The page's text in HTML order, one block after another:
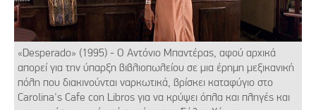
«Desperado» (1995) - Ο Αντόνιο Μπαντέρας, αφού αρχικά
απορεί για την ύπαρξη βιβλιοπωλείου σε μια έρημη μεξικανική
πόλη που διακινούνται ναρκωτικά, βρίσκει καταφύγιο στο
Carolina's Cafe con Libros για να κρύψει όπλα και πληγές και